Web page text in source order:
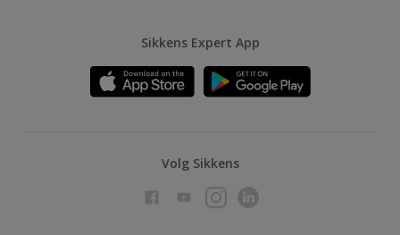
Sikkens Expert App
Volg Sikkens